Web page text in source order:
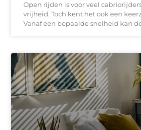
Open rijden is voor veel
vrijheid. Toch kent het ook een
Vanaf een bepaalde snelheid kan